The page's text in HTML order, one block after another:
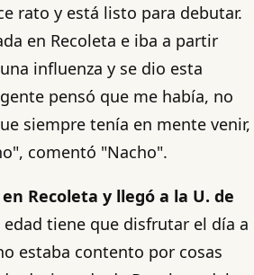
rato y está listo para debutar.
en Recoleta e iba a partir
influenza y se dio esta
pensó que me había, no
siempre tenía en mente venir,
comentó "Nacho".
Recoleta y llegó a la U. de
edad tiene que disfrutar el día a
estaba contento por cosas